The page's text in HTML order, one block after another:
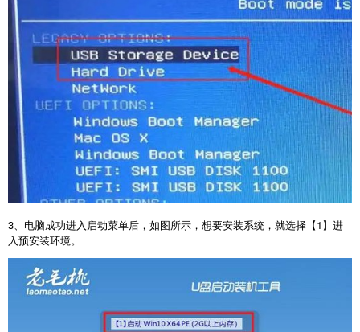
3 、电脑成功进入启动菜单后，如图所示，想要安装系统，就选择【1】进
入预安装环境。